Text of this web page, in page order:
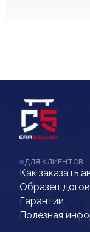
ДЛЯ КЛИЕНТОВ
Как заказать
Образец
Гарантии
Полезная